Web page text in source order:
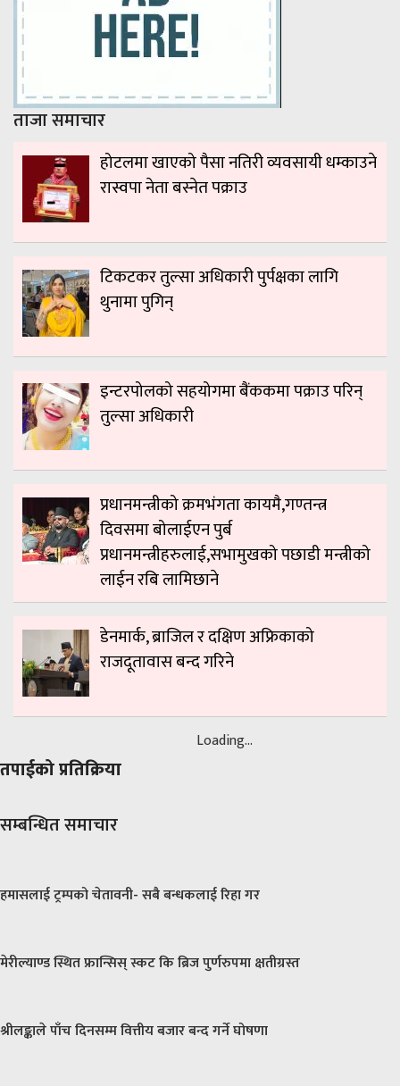
ताजा समाचार
होटलमा खाएको पैसा नतिरी व्यवसायी धम्काउने
रास्वपा नेता बस्नेत पक्राउ
टिकटकर तुल्सा अधिकारी पुर्पक्षका लागि
थुनामा पुगिन्
इन्टरपोलको सहयोगमा बैंककमा पक्राउ परिन्
तुल्सा अधिकारी
प्रधानमन्त्रीको क्रमभंगता कायमै,गण्तन्त्र
दिवसमा बोलाईएन पुर्ब
प्रधानमन्त्रीहरुलाई,सभामुखको पछाडी मन्त्रीको
लाईन रबि लामिछाने
डेनमार्क, ब्राजिल र दक्षिण अफ्रिकाको
राजदूतावास बन्द गरिने
तपाईको प्रतिक्रिया
Loading...
सम्बन्धित समाचार
हमासलाई ट्रम्पको चेतावनी- सबै बन्धकलाई रिहा गर
मेरील्याण्ड स्थित फ्रान्सिस् स्कट कि ब्रिज पुर्णरुपमा क्षतीग्रस्त
श्रीलङ्काले पाँच दिनसम्म वित्तीय बजार बन्द गर्ने घोषणा